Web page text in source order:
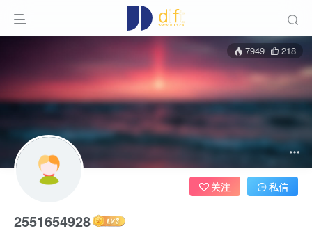
7949 218
2551654928
关注 私信